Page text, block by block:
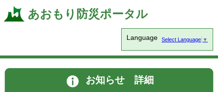
あおもり防災ポータル
Language Select Language ▼
お知らせ 詳細